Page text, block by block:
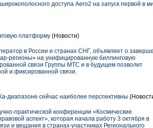
доступа Aero2 на запуск первой в
платформу (Новости)
в России и странах СНГ, объявляет о
регионы» на унифицированную биллинговую
связи Группы МТС и в будущем позволит
и фиксированной связи.
диапазоне сейчас наиболее перспективны
практической конференции «Космические
аспект», которая начала работу 3 октября в
и вещания в странах-участниках Регионального